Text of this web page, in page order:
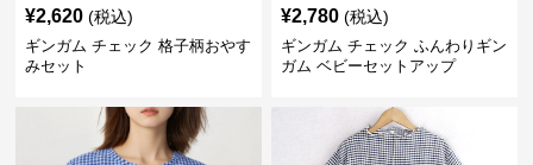
¥2,620 (税込)
ギンガム チェック 格子柄おやす
みセット
¥2,780 (税込)
ギンガム チェック ふんわりギン
ガム ベビーセットアップ